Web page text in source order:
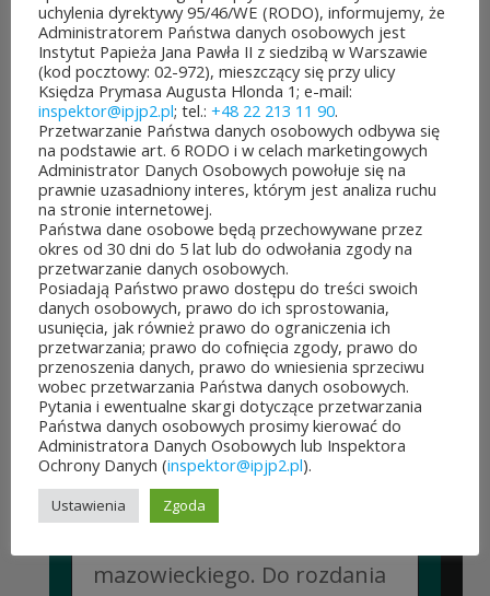
POZOSTAŁE AKTUALNOŚCI
ROZPOCZĘŁO SIĘ GŁOSOWANIE W BUDŻECIE
OBYWATELSKIM MAZOWSZA!
03 sierpnia&8b44p;2026
Można już głosować
na projekty zgłoszone do 7.
edycji Budżetu
Obywatelskiego Mazowsza.
To mieszkańcy zdecydują,
które pomysły dostaną
dofinansowanie z budżetu
mazowieckiego. Do rozdania
uchylenia dyrektywy 95/46/WE (RODO), informujemy, że
Administratorem Państwa danych osobowych jest
Instytut Papieża Jana Pawła II z siedzibą w Warszawie
(kod pocztowy: 02-972), mieszczący się przy ulicy
Księdza Prymasa Augusta Hlonda 1; e-mail:
inspektor@ipjp2.pl; tel.: +48 22 213 11 90.
Przetwarzanie Państwa danych osobowych odbywa się
na podstawie art. 6 RODO i w celach marketingowych
Administrator Danych Osobowych powołuje się na
prawnie uzasadniony interes, którym jest analiza ruchu
na stronie internetowej.
Państwa dane osobowe będą przechowywane przez
okres od 30 dni do 5 lat lub do odwołania zgody na
przetwarzanie danych osobowych.
Posiadają Państwo prawo dostępu do treści swoich
danych osobowych, prawo do ich sprostowania,
usunięcia, jak również prawo do ograniczenia ich
przetwarzania; prawo do cofnięcia zgody, prawo do
przenoszenia danych, prawo do wniesienia sprzeciwu
wobec przetwarzania Państwa danych osobowych.
Pytania i ewentualne skargi dotyczące przetwarzania
Państwa danych osobowych prosimy kierować do
Administratora Danych Osobowych lub Inspektora
Ochrony Danych (inspektor@ipjp2.pl).
Ustawienia Zgoda